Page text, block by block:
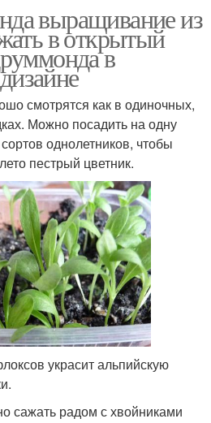
выращивание из
в открытый
в
смотрятся как в одиночных,
Можно посадить на одну
однолетников, чтобы
пестрый цветник.
украсит альпийскую
сажать радом с хвойниками